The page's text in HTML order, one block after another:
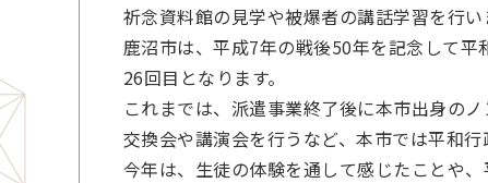
祈念資料館の見学や被爆者の講話学習を行い
鹿沼市は、平成7年の戦後50年を記念して
26回目となります。
これまでは、派遣事業終了後に本市出身の
交換会や講演会を行うなど、本市では平和
今年は、生徒の体験を通して感じたことや